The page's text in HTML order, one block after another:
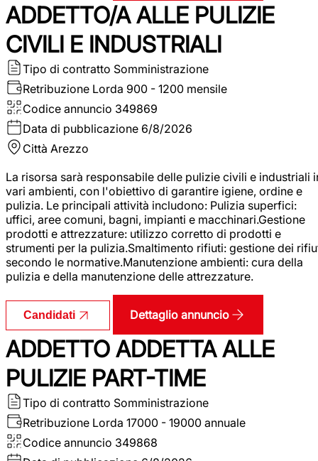
ADDETTO/A ALLE PULIZIE
CIVILI E INDUSTRIALI
Tipo di contratto Somministrazione
Retribuzione Lorda 900 - 1200 mensile
Codice annuncio 349869
Data di pubblicazione 6/8/2026
Città Arezzo
La risorsa sarà responsabile delle pulizie civili e industriali
vari ambienti, con l'obiettivo di garantire igiene, ordine e
pulizia. Le principali attività includono: Pulizia superfici:
uffici, aree comuni, bagni, impianti e macchinari.Gestione
prodotti e attrezzature: utilizzo corretto di prodotti e
strumenti per la pulizia.Smaltimento rifiuti: gestione dei
secondo le normative.Manutenzione ambienti: cura della
pulizia e della manutenzione delle attrezzature.
Candidati Dettaglio annuncio
ADDETTO ADDETTA ALLE
PULIZIE PART-TIME
Tipo di contratto Somministrazione
Retribuzione Lorda 17000 - 19000 annuale
Codice annuncio 349868